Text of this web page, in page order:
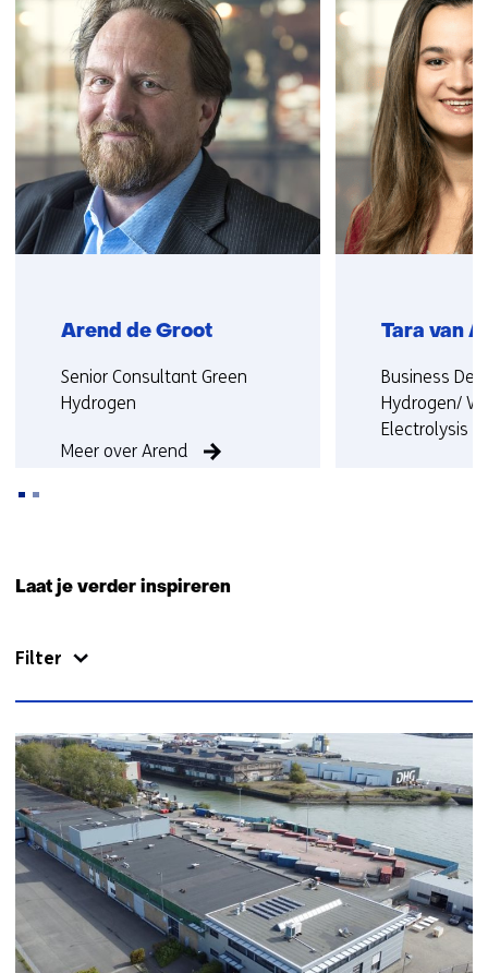
(Neem
contact
met
ons
op)
Arend de Groot
Functie:
Senior Consultant Green
Hydrogen
Meer over Arend
Tara van
Functie:
Business
Hydrogen/
Electrolysis
op)
Laat je verder inspireren
Filter
91
resultaten,
getoond
6
t/m
10